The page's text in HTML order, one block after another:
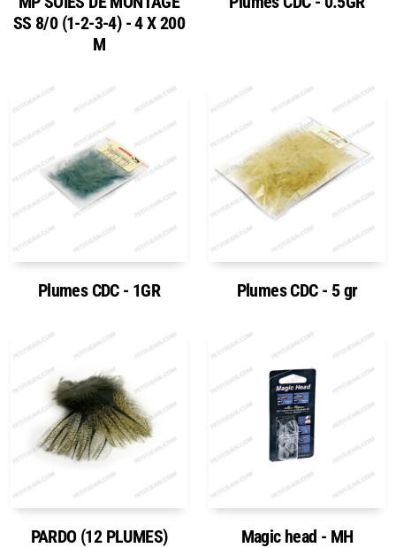
SS 8/0 (1-2-3-4) - 4 X 200
M
Plumes CDC - 1GR Plumes CDC - 5 gr
PARDO (12 PLUMES) Magic head - MH